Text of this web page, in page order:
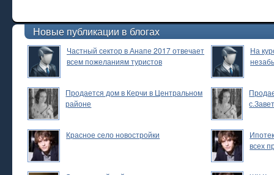
Новые публикации в блогах
Частный сектор в Анапе 2017 отвечает
всем пожеланиям туристов
На
Продается дом в Керчи в Центральном
районе
Красное село новостройки
всех